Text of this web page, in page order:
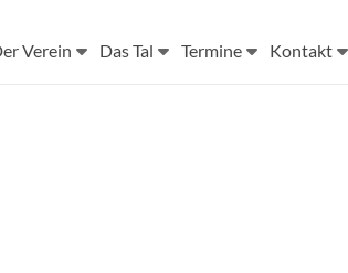
Verein Das Tal Termine Kontakt